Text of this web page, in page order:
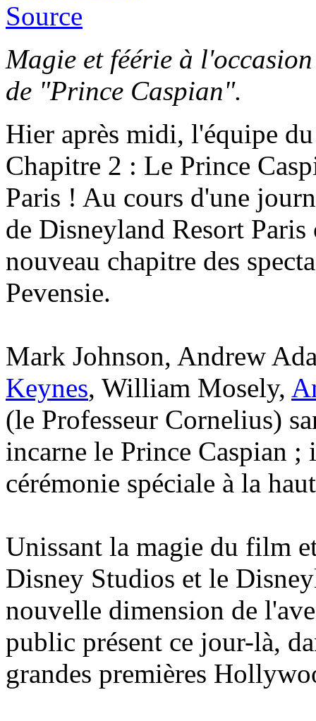
Source
Magie et féérie à
de "Prince Caspian".
Hier après midi, l'équipe
Chapitre 2 : Le Prince
Paris ! Au cours d'une
de Disneyland Resort
nouveau chapitre des
Pevensie.
Mark Johnson, Andrew
Keynes, William Mosely,
(le Professeur Cornelius)
incarne le Prince Caspian ;
cérémonie spéciale à la
Unissant la magie du film
Disney Studios et le
nouvelle dimension de
public présent ce jour-là,
grandes premières